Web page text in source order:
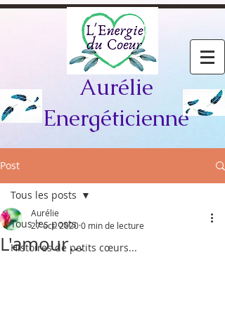
Aurélie
Energéticienne
Post
Tous les posts
Histoires de petits cœurs...
Tous les posts
L'amour...
Aurélie
27 oct. 20200 min de lecture